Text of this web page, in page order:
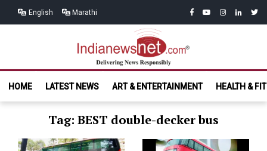
English Marathi facebook
youtubeinstagram
linkedin
India News
Net.com
HOME
LATEST NEWS ART & ENTERTAINMENT HEALTH &
Tag: BEST double-decker bus